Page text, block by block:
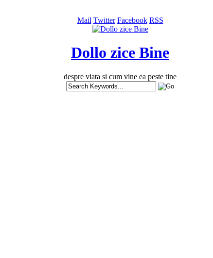
Mail Twitter Facebook RSS
Dollo zice Bine
despre viata si cum vine ea peste tine